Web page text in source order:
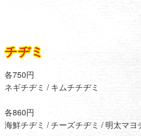
チヂミ
各750円
ネギチヂミ / キムチチヂミ
各860円
海鮮チヂミ / チーズチヂミ / 明太マヨ